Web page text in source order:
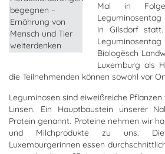
Mal in
in Gilsdorf
Biologësch
Luxemburg als
die Teilnehmenden können sowohl vor
Leguminosen sind eiweißreiche
Linsen. Ein Hauptbaustein unserer
Protein genannt. Proteine nehmen wir
und Milchprodukte zu uns.
Luxemburgerinnen essen